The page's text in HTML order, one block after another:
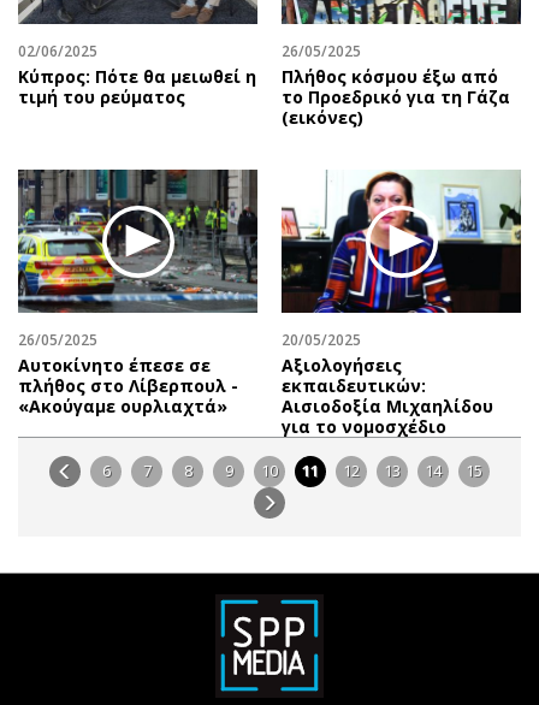
02/06/2025
Κύπρος: Πότε θα μειωθεί η
τιμή του ρεύματος
26/05/2025
Πλήθος κόσμου έξω από
το Προεδρικό για τη Γάζα
(εικόνες)
26/05/2025
Αυτοκίνητο έπεσε σε
πλήθος στο Λίβερπουλ -
«Ακούγαμε ουρλιαχτά»
20/05/2025
Αξιολογήσεις
εκπαιδευτικών:
Αισιοδοξία Μιχαηλίδου
για το νομοσχέδιο
6 7 8 9 10 11 12 13 14 15